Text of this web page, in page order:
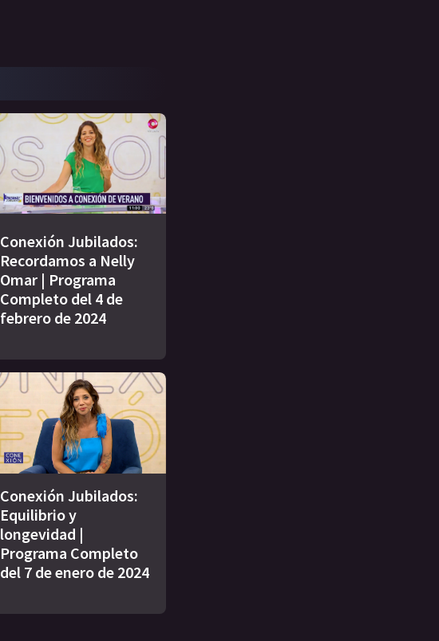
Conexión Jubilados:
Recordamos a Nelly
Omar | Programa
Completo del 4 de
febrero de 2024
Conexión Jubilados:
Equilibrio y
longevidad |
Programa Completo
del 7 de enero de 2024